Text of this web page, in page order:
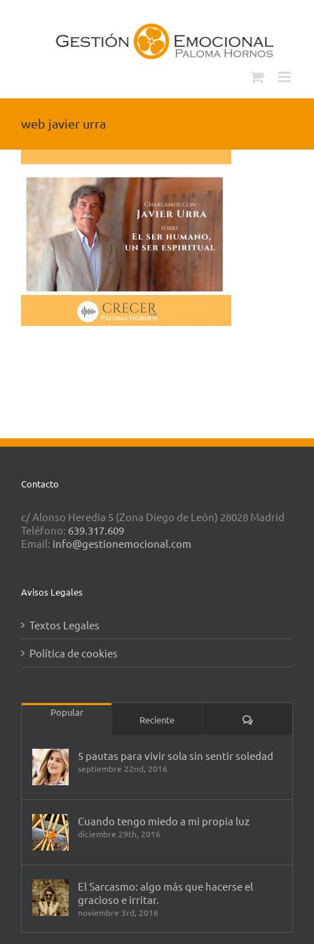
web javier urra
Contacto
c/ Alonso Heredia 5 (Zona Diego de León) 28028 Madrid
Teléfono: 639.317.609
Email: info@gestionemocional.com
Avisos Legales
Textos Legales
Política de cookies
Popular
Reciente Comentarios
5 pautas para vivir sola sin sentir soledad
septiembre 22nd, 2016
Cuando tengo miedo a mi propia luz
diciembre 29th, 2016
El Sarcasmo: algo más que hacerse el
gracioso e irritar.
noviembre 3rd, 2016